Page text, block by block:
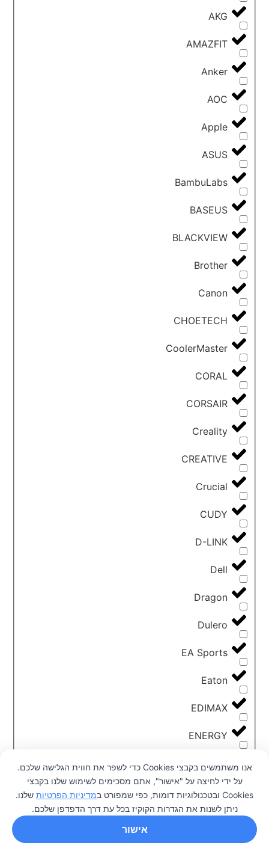
0
AKG
AMAZFIT
Anker
AOC
Apple
ASUS
BambuLabs
BASEUS
BLACKVIEW
Brother
Canon
CHOETECH
CoolerMaster
CORAL
CORSAIR
Creality
CREATIVE
Crucial
CUDY
D-LINK
Dell
Dragon
Dulero
EA Sports
Eaton
EDIMAX
ENERGY
ESun
Flashforge
Garmin
GIGABYTE
אנו משתמשים בקבצי Cookies כדי לשפר את חווית הגלישה שלכם.
על ידי לחיצה על "אישור", אתם מסכימים לשימוש שלנו בקבצי
Cookies ובטכנולוגיות דומות, כפי שמפורט ב
מדיניות הפרטיות שלנו.
ניתן לשנות את הגדרות הקוקיז בכל עת דרך הדפדפן שלכם.
אישור